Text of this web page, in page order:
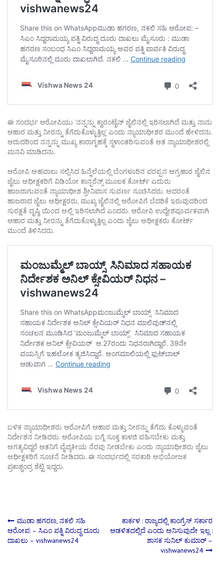
ಈ ಸಂದರ್ಭ ಆರೋಪಿಯು ‘ನನ್ನನ್ನು ಕ್ವಾರಂಟೈನ್ ಜೈಲಿನಲ್ಲಿ ಇರಿಸಲಾಗಿದೆ ಮತ್ತು ನಾನು
ಆಹಾರ ಮತ್ತು ನೀರನ್ನು ತೆಗೆದುಕೊಳ್ಳುತ್ತಿಲ್ಲ’ ಎಂದು ನ್ಯಾಯಾಧೀಶರ ಮುಂದೆ ಹೇಳಿದನು.
ಆದುದರಿಂದ ನನ್ನನ್ನು ಮುಖ್ಯ ಕಾರಾಗೃಹಕ್ಕೆ ಸ್ಥಳಾಂತರಿಸುವಂತೆ ಆತ ನ್ಯಾಯಾಧೀಶರಲ್ಲಿ
ಮನವಿ ಮಾಡಿದನು.
ಆರೋಪಿ ಅಹವಾಲು ಸಲ್ಲಿಸಿದ ಹಿನ್ನೆಲೆಯಲ್ಲಿ ಬೆಂಗಳೂರಿನ ಪರಪ್ಪನ ಅಗ್ರಹಾರ ಜೈಲಿನ
ಜೈಲು ಅಧೀಕ್ಷಕರಿಗೆ ವಿಡಿಯೋ ಕಾನ್ಫರೆನ್ಸ್ ಮೂಲಕ ಕೋರ್ಟ್ ಎದುರು
ಹಾಜರಾಗುವಂತೆ ನ್ಯಾಯಾಧೀಶ ಶ್ರೀನಿವಾಸ ಸುವರ್ಣ ಸೂಚಿಸಿದರು. ಅದರಂತೆ
ಹಾಜರಾದ ಜೈಲು ಅಧೀಕ್ಷರರು, ಮುಖ್ಯ ಜೈಲಿನಲ್ಲಿ ಆರೋಪಿಗೆ ಬೆದರಿಕೆ ಇರುವುದರಿಂದ
ಸುರಕ್ಷತೆ ದೃಷ್ಠಿ ಯಿಂದ ಅಲ್ಲಿ ಇರಿಸಲಾಗಿದೆ ಎಂದರು. ಆರೋಪಿ ಉದ್ದೇಶಪೂರ್ವಕವಾಗಿ
ಆಹಾರ ಮತ್ತು ನೀರನ್ನು ತೆಗೆದುಕೊಳ್ಳುತ್ತಿಲ್ಲ ಎಂದು ಜೈಲು ಅಧೀಕ್ಷಕರು ಕೋರ್ಟ್
ಮುಂದೆ ತಿಳಿಸಿದರು.
ಬಳಿಕ ನ್ಯಾಯಾಧೀಶರು ಆರೋಪಿಗೆ ಆಹಾರ ಮತ್ತು ನೀರನ್ನು ತೆಗೆದು ಕೊಳ್ಳುವಂತೆ
ನಿರ್ದೇಶನ ನೀಡಿದರು. ಆರೋಪಿಯ ಬಗ್ಗೆ ಸೂಕ್ತ ಕಾಳಜಿ ವಹಿಸಬೇಕು ಮತ್ತು
ಅಗತ್ಯವಿದ್ದರೆ ಆತನಿಗೆ ವೈದ್ಯಕೀಯ ನೆರವು ನೀಡಬೇಕು ಎಂದು ನ್ಯಾಯಾಧೀಶರು ಜೈಲು
ಅಧೀಕ್ಷಕರಿಗೆ ಸೂಚನೆ ನೀಡಿದರು. ಈ ಸಂದರ್ಭದಲ್ಲಿ ಸರಕಾರಿ ಅಭಿಯೋಜಕ
ಪ್ರಕಾಶ್ಚಂದ್ರ ಶೆಟ್ಟಿ ಇದ್ದರು.
Post
navigation
ಮುಡಾ ಹಗರಣ, ನಕಲಿ ಸಹಿ
ಆರೋಪ: – ಸಿಎಂ ಪತ್ನಿ ವಿರುದ್ಧ ದೂರು
ದಾಖಲು – vishwanews24
ಕಾರ್ಕಳ : ರಾಜ್ಯದಲ್ಲಿ ಕಾಂಗ್ರೆಸ್ ಸರ್ಕಾರ
ಆಡಳಿತದಲ್ಲಿದೆ ಎಂದು ಅನಿಸುವುದೇ ಇಲ್ಲ :
ಶಾಸಕ ಸುನಿಲ್‌ ಕುಮಾರ್‌ –
vishwanews24